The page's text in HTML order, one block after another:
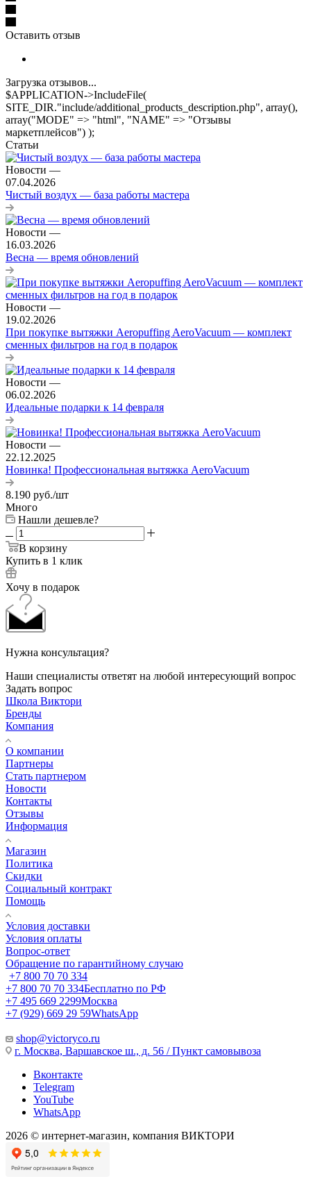
Оставить отзыв
Загрузка отзывов...
$APPLICATION->IncludeFile(
SITE_DIR."include/additional_products_description.php", array(),
array("MODE" => "html", "NAME" => "Отзывы
маркетплейсов") );
Статьи
Новости —
07.04.2026
Чистый воздух — база работы мастера
Новости —
16.03.2026
Весна — время обновлений
Новости —
19.02.2026
При покупке вытяжки Aeropuffing AeroVacuum — комплект
сменных фильтров на год в подарок
Новости —
06.02.2026
Идеальные подарки к 14 февраля
Новости —
22.12.2025
Новинка! Профессиональная вытяжка AeroVacuum
8.190 руб./шт
Много
Нашли дешевле?
В корзину
Купить в 1 клик
Хочу в подарок
Нужна консультация?
Наши специалисты ответят на любой интересующий вопрос
Задать вопрос
Школа Виктори
Бренды
Компания
О компании
Партнеры
Стать партнером
Новости
Контакты
Отзывы
Информация
Магазин
Политика
Скидки
Социальный контракт
Помощь
Условия доставки
Условия оплаты
Вопрос-ответ
Обращение по гарантийному случаю
+7 800 70 70 334
+7 800 70 70 334Бесплатно по РФ
+7 495 669 2299Москва
+7 (929) 669 29 59WhatsApp
shop@victoryco.ru
г. Москва, Варшавское ш., д. 56 / Пункт самовывоза
Вконтакте
Telegram
YouTube
WhatsApp
2026 © интернет-магазин, компания ВИКТОРИ